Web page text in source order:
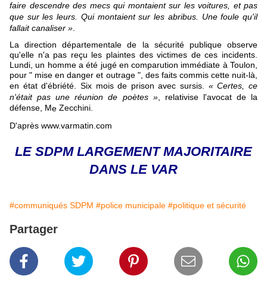
faire descendre des mecs qui montaient sur les voitures, et pas
que sur les leurs. Qui montaient sur les abribus. Une foule qu'il
fallait canaliser »
La direction départementale de la sécurité publique observe
qu'elle n'a pas reçu les plaintes des victimes de ces incidents.
Lundi, un homme a été jugé en comparution immédiate à Toulon,
pour " mise en danger et outrage ", des faits commis cette nuit-là,
en état d'ébriété. Six mois de prison avec sursis. « Certes, ce
n'était pas une réunion de poètes », relativise l'avocat de la
défense, Me Zecchini.
D'après www.varmatin.com
LE SDPM LARGEMENT MAJORITAIRE
DANS LE VAR
#communiqués SDPM #police municipale #politique et sécurité
Partager